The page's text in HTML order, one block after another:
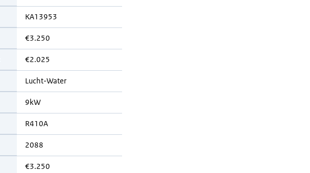
KA13953
€3.250
€2.025
Lucht-Water
9kW
R410A
2088
€3.250